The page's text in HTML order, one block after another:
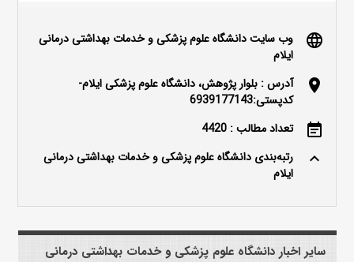
language
وب سایت دانشگاه علوم پزشکی و خدمات بهداشتی درمانی
ایلام
location_on
آدرس : بلوار پژوهش، دانشگاه علوم پزشکی ایلام-
کدپستی:6939177143
event_note تعداد مطالب : 4420
keyboard_arrow_up
رتبه‌بندی دانشگاه علوم پزشکی و خدمات بهداشتی درمانی
ایلام
سایر اخبار دانشگاه علوم پزشکی و خدمات بهداشتی درمانی